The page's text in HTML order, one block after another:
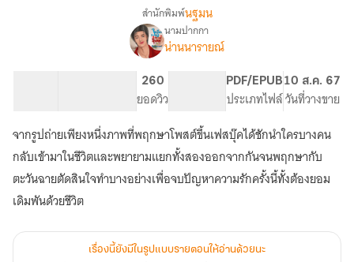
เรื่อง
ตะวัน
(จบ)
(มีEbook)
#NC18+
สำนักพิมพ์นฐมน
นามปากกา
น่านนารายณ์
260
ยอดวิว
PDF/EPUB
ประเภทไฟล์
10 ส.ค. 67
วันที่วางขาย
จากรูปถ่ายเพียงหนึ่งภาพที่พฤกษาโพสต์ขึ้นเฟสบุ๊คได้ชักนำใครบางคน
กลับเข้ามาในชีวิตและพยายามแยกทั้งสองออกจากกันจนพฤกษากับ
ตะวันฉายตัดสินใจทำบางอย่างเพื่อจบปัญหาความรักครั้งนี้ทั้งต้องยอม
เดิมพันด้วยชีวิต
เรื่องนี้ยังมีในรูปแบบรายตอนให้อ่านด้วยนะ